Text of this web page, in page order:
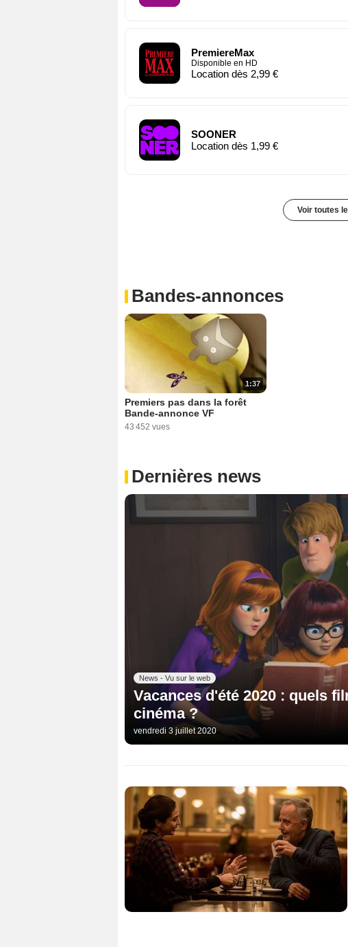
PremiereMax
Disponible en HD
Location dès 2,99 €
SOONER
Location dès 1,99 €
Voir toutes
Bandes-annonces
1:37
Premiers pas dans la forêt
Bande-annonce VF
43 452 vues
Dernières news
News - Vu sur le web
Vacances d'été 2020 : quels
cinéma ?
vendredi 3 juillet 2020